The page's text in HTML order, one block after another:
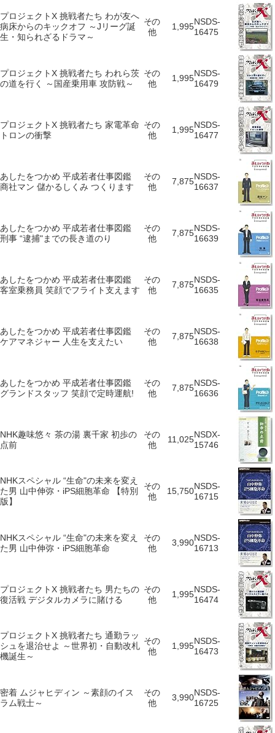
プロジェクトX 挑戦者たち わが友へ
病床からのキックオフ ～Jリーグ誕
生・知られざるドラマ～
その
他
1,995NSDS-
16475
プロジェクトX 挑戦者たち われら茨
の道を行く ～国産乗用車 攻防戦～
その
他
1,995NSDS-
16479
プロジェクトX 挑戦者たち 家電革命
トロンの衝撃
その
他
1,995NSDS-
16477
あしたをつかめ 平成若者仕事図鑑
商社マン 儲かるしくみ つくります
その
他
7,875NSDS-
16637
あしたをつかめ 平成若者仕事図鑑
刑事 “逮捕"までの長き道のり
その
他
7,875NSDS-
16639
あしたをつかめ 平成若者仕事図鑑
客室乗務員 笑顔でフライト支えます
その
他
7,875NSDS-
16635
あしたをつかめ 平成若者仕事図鑑
ケアマネジャー 人生を支えたい
その
他
7,875NSDS-
16638
あしたをつかめ 平成若者仕事図鑑
グランドスタッフ 笑顔で定時運航!
その
他
7,875NSDS-
16636
NHK趣味悠々 茶の湯 裏千家 初歩の
点前
その
他
11,025NSDX-
15746
NHKスペシャル “生命"の未来を変え
た男 山中伸弥・iPS細胞革命 【特別
版】
その
他
15,750NSDS-
16715
NHKスペシャル “生命"の未来を変え
た男 山中伸弥・iPS細胞革命
その
他
3,990NSDS-
16713
プロジェクトX 挑戦者たち 男たちの
復活戦 デジタルカメラに賭ける
その
他
1,995NSDS-
16474
プロジェクトX 挑戦者たち 通勤ラッ
シュを退治せよ ～世界初・自動改札
機誕生～
その
他
1,995NSDS-
16473
密着 ムジャヒディン ～素顔のイス
ラム戦士～
その
他
3,990NSDS-
16725